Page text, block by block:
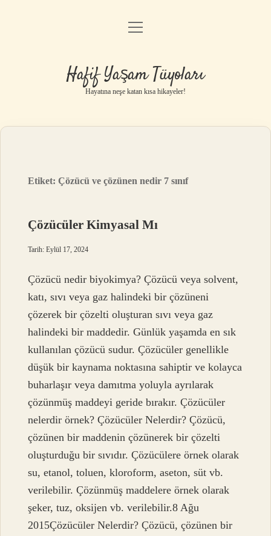
Anasayfa
Yasal Uyarı
menüyü
Hafif Yaşam Tüyoları
Hayatına neşe katan kısa hikayeler!
Etiket:Çözücü ve çözünen nedir 7 sınıf
Çözücüler Kimyasal Mı
Tarih: Eylül 17, 2024
Çözücü nedir biyokimya? Çözücü veya solvent,
katı, sıvı veya gaz halindeki bir çözüneni
çözerek bir çözelti oluşturan sıvı veya gaz
halindeki bir maddedir. Günlük yaşamda en sık
kullanılan çözücü sudur. Çözücüler genellikle
düşük bir kaynama noktasına sahiptir ve kolayca
buharlaşır veya damıtma yoluyla ayrılarak
çözünmüş maddeyi geride bırakır. Çözücüler
nelerdir örnek? Çözücüler Nelerdir? Çözücü,
çözünen bir maddenin çözünerek bir çözelti
oluşturduğu bir sıvıdır. Çözücülere örnek olarak
su, etanol, toluen, kloroform, aseton, süt vb.
verilebilir. Çözünmüş maddelere örnek olarak
şeker, tuz, oksijen vb. verilebilir.8 Ağu
2015Çözücüler Nelerdir? Çözücü, çözünen bir